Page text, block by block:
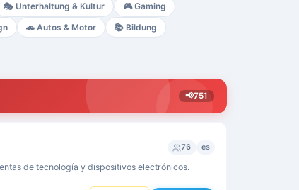
🎭 Unterhaltung & Kultur 🎮 Gaming
🚗 Autos & Motor 📚 Bildung
📢751
76 es
de tecnología y dispositivos electrónicos.